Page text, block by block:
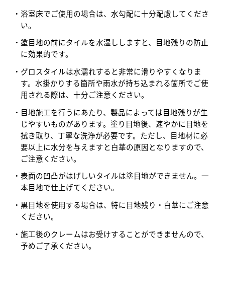
浴室床でご使用の場合は、水勾配に十分配慮してくださ
い。
塗目地の前にタイルを水湿ししますと、目地残りの防止
に効果的です。
グロスタイルは水濡れすると非常に滑りやすくなりま
す。水掛かりする箇所や雨水が持ち込まれる箇所でご使
用される際は、十分ご注意ください。
目地施工を行うにあたり、製品によっては目地残りが生
じやすいものがあります。塗り目地後、速やかに目地を
拭き取り、丁寧な洗浄が必要です。ただし、目地材に必
要以上に水分を与えますと白華の原因となりますので、
ご注意ください。
表面の凹凸がはげしいタイルは塗目地ができません。一
本目地で仕上げてください。
黒目地を使用する場合は、特に目地残り・白華にご注意
ください。
施工後のクレームはお受けすることができませんので、
予めご了承ください。